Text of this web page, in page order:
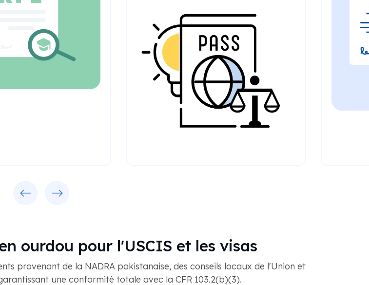
ourdou pour l'USCIS et les visas
provenant de la NADRA pakistanaise, des conseils locaux de l'Union et
une conformité totale avec la CFR 103.2(b)(3).